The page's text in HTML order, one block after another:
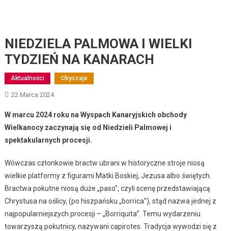
NIEDZIELA PALMOWA I WIELKI
TYDZIEŃ NA KANARACH
Aktualności Obyczaje
22 Marca 2024
W marcu 2024 roku na Wyspach Kanaryjskich obchody
Wielkanocy zaczynają się od Niedzieli Palmowej i
spektakularnych procesji.
Wówczas członkowie bractw ubrani w historyczne stroje niosą
wielkie platformy z figurami Matki Boskiej, Jezusa albo świętych.
Bractwa pokutne niosą duże „paso”, czyli scenę przedstawiającą
Chrystusa na oślicy, (po hiszpańsku „borrica”), stąd nazwa jednej z
najpopularniejszych procesji – „Borriquita”. Temu wydarzeniu
towarzyszą pokutnicy, nazywani capirotes. Tradycja wywodzi się z